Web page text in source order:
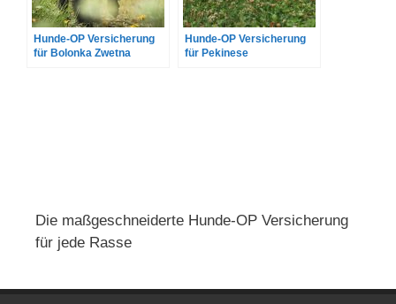
Hunde-OP Versicherung
für Bolonka Zwetna
Hunde-OP Versicherung
für Pekinese
Die maßgeschneiderte Hunde-OP Versicherung
für jede Rasse